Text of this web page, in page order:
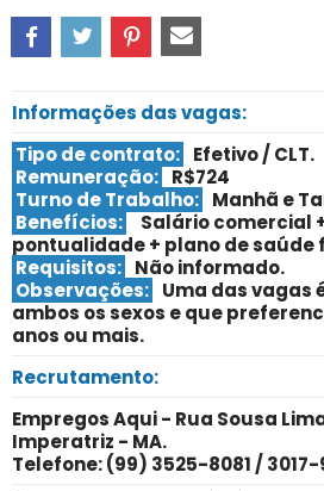
Informações das vagas:
Tipo de contrato: Efetivo / CLT.
Remuneração: R$724
Turno de Trabalho: Manhã e
Benefícios:
Salário comercial
pontualidade + plano de saúde
Requisitos: Não informado.
Observações: Uma das vagas
ambos os sexos e que
anos ou mais.
Recrutamento:
Empregos Aqui - Rua Sousa
Imperatriz - MA.
Telefone: (99) 3525-8081 / 3017-